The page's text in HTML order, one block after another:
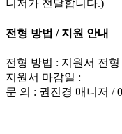
니저가 전달합니다.)
전형 방법 / 지원 안내
전형 방법 : 지원서 전형
지원서 마감일 :
문 의 : 권진경 매니저 /